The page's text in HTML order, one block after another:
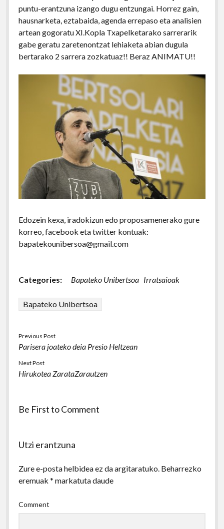
puntu-erantzuna izango dugu entzungai. Horrez gain,
hausnarketa, eztabaida, agenda errepaso eta analisien
artean gogoratu XI.Kopla Txapelketarako sarrerarik
gabe geratu zaretenontzat lehiaketa abian dugula
bertarako 2 sarrera zozkatuaz!! Beraz ANIMATU!!
Edozein kexa, iradokizun edo proposamenerako gure
korreo, facebook eta twitter kontuak:
bapatekounibersoa@gmail.com
Categories: Bapateko Unibertsoa Irratsaioak
Bapateko Unibertsoa
Previous Post
Parisera joateko deia Presio Heltzean
Next Post
Hirukotea ZarataZarautzen
Be First to Comment
Utzi erantzuna
Zure e-posta helbidea ez da argitaratuko. Beharrezko
eremuak * markatuta daude
Comment